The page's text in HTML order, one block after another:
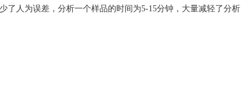
了人为误差，分析一个样品的时间为5-15分钟，大量减轻了分析